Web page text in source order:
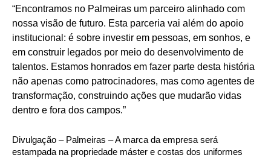
“Encontramos no Palmeiras um parceiro alinhado com
nossa visão de futuro. Esta parceria vai além do apoio
institucional: é sobre investir em pessoas, em sonhos, e
em construir legados por meio do desenvolvimento de
talentos. Estamos honrados em fazer parte desta história
não apenas como patrocinadores, mas como agentes de
transformação, construindo ações que mudarão vidas
dentro e fora dos campos.”
Divulgação – Palmeiras – A marca da empresa será
estampada na propriedade máster e costas dos uniformes